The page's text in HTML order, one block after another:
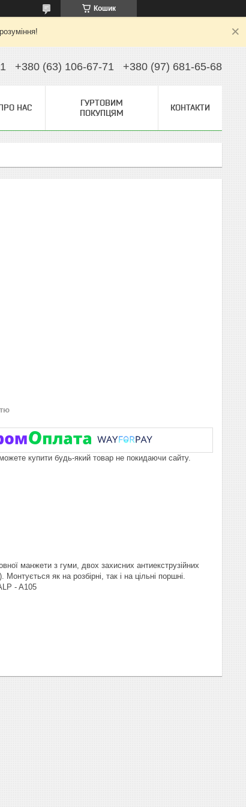
Кошик
+380 (63) 106-67-71 +380 (97) 681-65-68
НАС
ГУРТОВИМ
ПОКУПЦЯМ
КОНТАКТИ
купити будь-який товар не покидаючи сайту.
манжети з гуми, двох захисних антиекструзійних
як на розбірні, так і на цільні поршні.
- A105